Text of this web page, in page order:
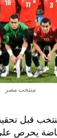
منتخب مصر